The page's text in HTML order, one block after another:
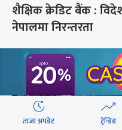
शैक्षिक क्रेडिट बैंक :
नेपालमा निरन्तरता
ताजा अपडेट ट्रेन्डिङ